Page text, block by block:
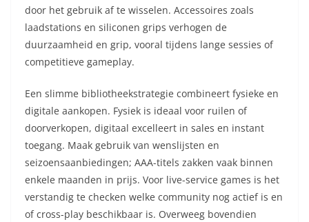
door het gebruik af te wisselen. Accessoires zoals
laadstations en siliconen grips verhogen de
duurzaamheid en grip, vooral tijdens lange sessies of
competitieve gameplay.
Een slimme bibliotheekstrategie combineert fysieke en
digitale aankopen. Fysiek is ideaal voor ruilen of
doorverkopen, digitaal excelleert in sales en instant
toegang. Maak gebruik van wenslijsten en
seizoensaanbiedingen; AAA-titels zakken vaak binnen
enkele maanden in prijs. Voor live-service games is het
verstandig te checken welke community nog actief is en
of cross-play beschikbaar is. Overweeg bovendien